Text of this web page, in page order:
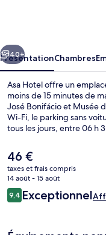
Suivant
40+
PrésentationChambres
Asa Hotel offre un
moins de 15 minutes de
José Bonifácio et Musée
Wi-Fi, le parking sans
tous les jours, entre 06 h
et Théâtre municipal Dr.
Le
prix
actuel
est
de
46 €
taxes et frais compris
14 août - 15 août
Avis
voyageurs
9,49,4 sur 10
Exceptionnel